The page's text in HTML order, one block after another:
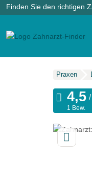
Finden Sie den richtigen
Praxen
1 Bew.